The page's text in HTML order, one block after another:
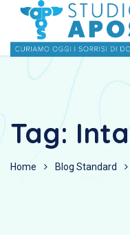
Tag:
Home Blog Standard